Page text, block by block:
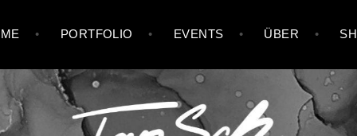
PORTFOLIO EVENTS ÜBER